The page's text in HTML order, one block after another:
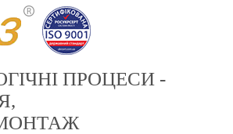
ПРОЦЕСИ -